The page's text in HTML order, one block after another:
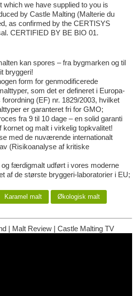
which we have supplied to you is
by Castle Malting (Malterie du
as confirmed by the CERTISYS
CERTIFIED BY BE BIO 01.
kan spores – fra bygmarken og til
bryggeri!
form for genmodificerede
som det er defineret i Europa-
(EF) nr. 1829/2003, hvilket
er garanteret fri for GMO;
fra 9 til 10 dage – en solid garanti
kornet og malt i virkelig topkvalitet!
med de nuværende internationalt
(Risikoanalyse af kritiske
færdigmalt udført i vores moderne
af de største bryggeri-laboratorier i EU;
Karamel malt Økologisk malt
| Malt Review | Castle Malting TV